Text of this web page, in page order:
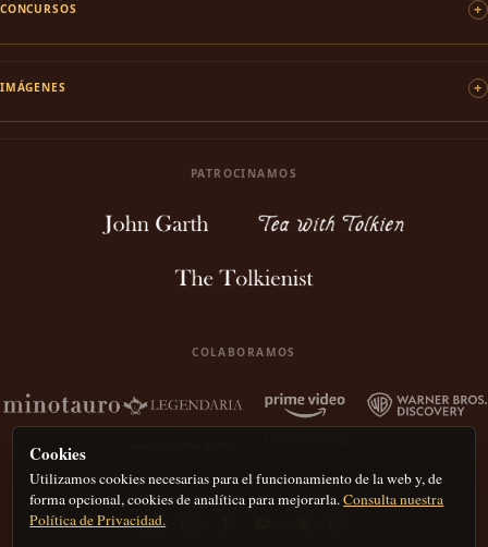
CONCURSOS
IMÁGENES
PATROCINAMOS
COLABORAMOS
Cookies
Utilizamos cookies necesarias para el funcionamiento de la web y, de
forma opcional, cookies de analítica para mejorarla.Consulta nuestra
Política de Privacidad.